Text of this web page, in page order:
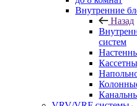
Внутренние
Назад
систем